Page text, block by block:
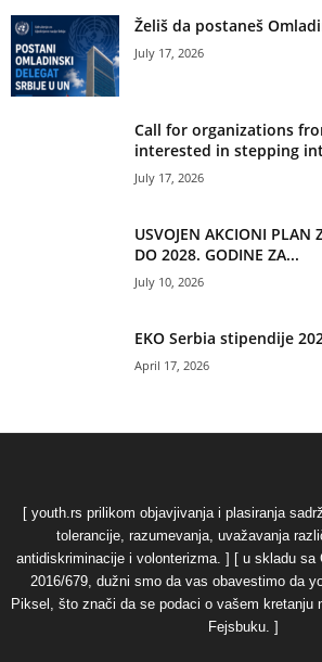
Želiš da postaneš
July 17, 2026
Call for organizations
interested in stepping
July 17, 2026
USVOJEN AKCIONI PLAN
DO 2028. GODINE ZA...
July 10, 2026
EKO Serbia stipendije
April 17, 2026
[ youth.rs prilikom objavjivanja i plasiranja
tolerancije, razumevanja, uvažavanja
antidiskriminacije i volonterizma. ] [ u skladu sa
2016/679, dužni smo da vas obavestimo da
Piksel, što znači da se podaci o vašem kretanju
Fejsbuku. ]